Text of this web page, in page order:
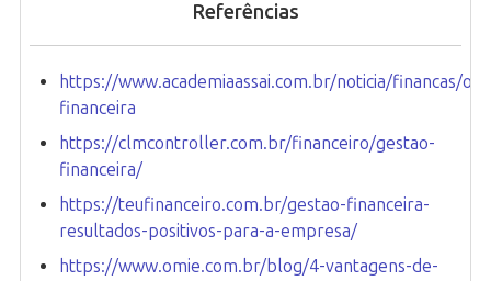
Referências
https://www.academiaassai.com.br/noticia/financas/
financeira
https://clmcontroller.com.br/financeiro/gestao-
financeira/
https://teufinanceiro.com.br/gestao-financeira-
resultados-positivos-para-a-empresa/
https://www.omie.com.br/blog/4-vantagens-de-